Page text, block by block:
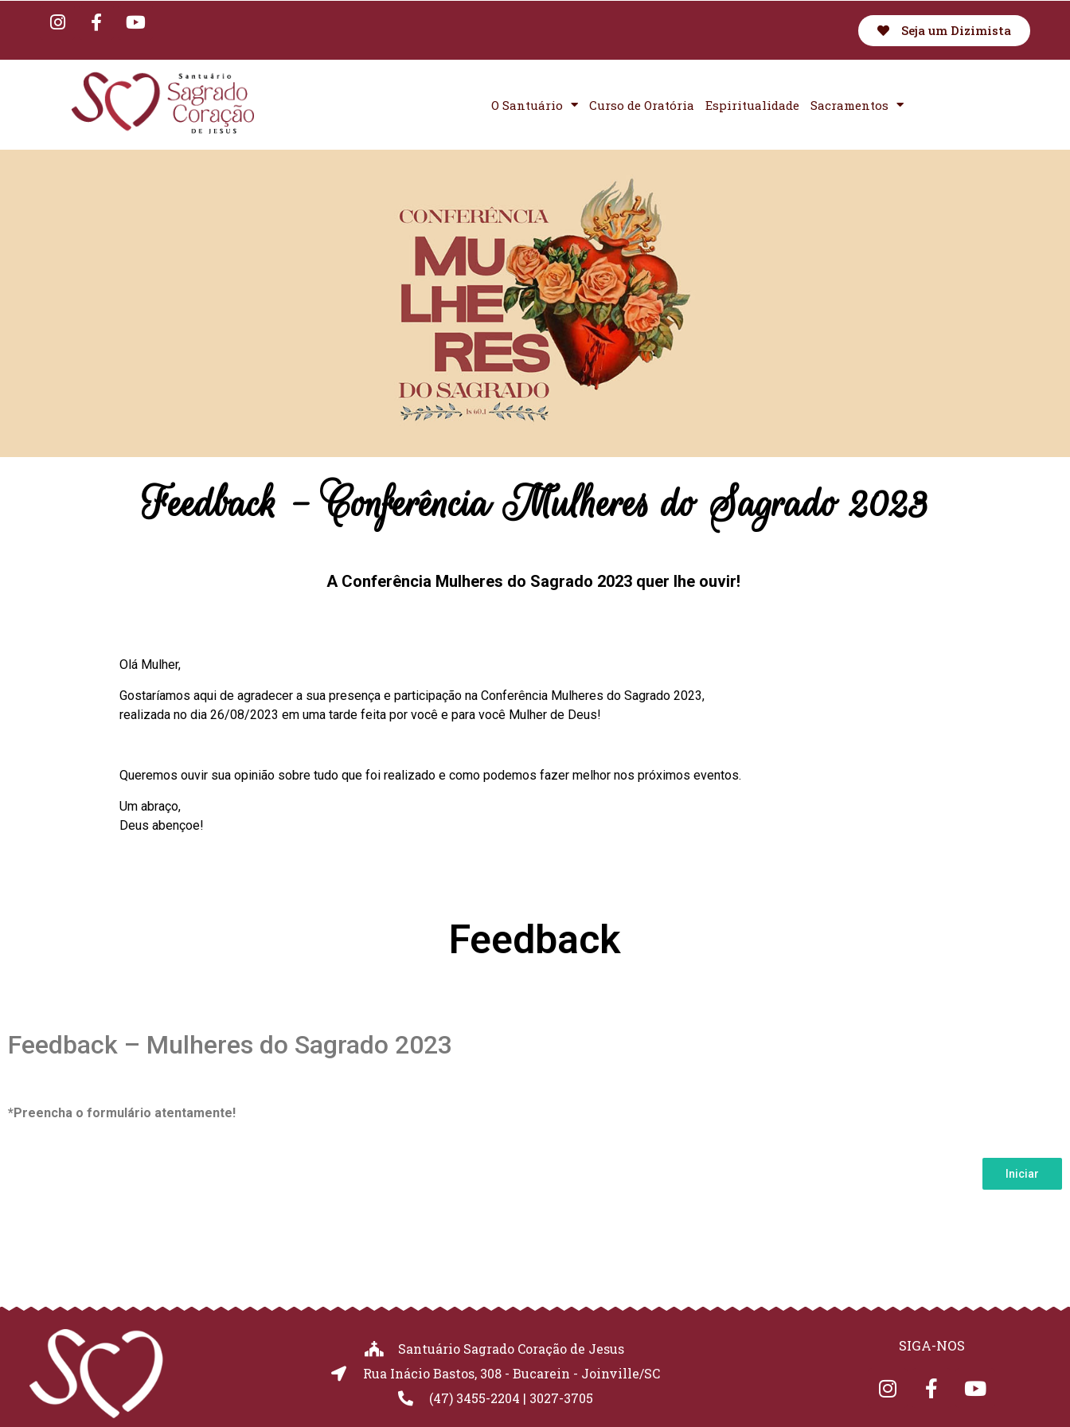
Seja um Dizimista
O Santuário Curso de Oratória Espiritualidade Sacramentos
Feedback - Conferência Mulheres do Sagrado 2023
A Conferência Mulheres do Sagrado 2023 quer lhe ouvir!
Olá Mulher,
Gostaríamos aqui de agradecer a sua presença e participação na Conferência Mulheres do Sagrado 2023,
realizada no dia 26/08/2023 em uma tarde feita por você e para você Mulher de Deus!
Queremos ouvir sua opinião sobre tudo que foi realizado e como podemos fazer melhor nos próximos eventos.
Um abraço,
Deus abençoe!
Feedback
Feedback – Mulheres do Sagrado 2023
*Preencha o formulário atentamente!
Iniciar
Santuário Sagrado Coração de Jesus
Rua Inácio Bastos, 308 - Bucarein - Joinville/SC
(47) 3455-2204 | 3027-3705
SIGA-NOS